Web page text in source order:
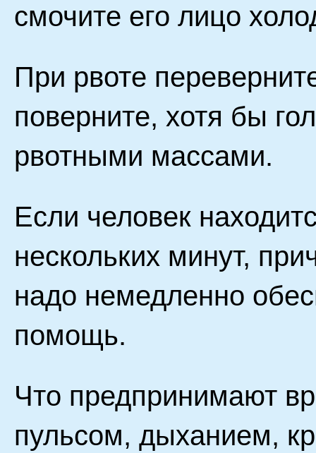
смочите его лицо
При рвоте
поверните, хотя бы
рвотными массами.
Если человек
нескольких минут,
надо немедленно
помощь.
Что предпринимают
пульсом, дыханием,